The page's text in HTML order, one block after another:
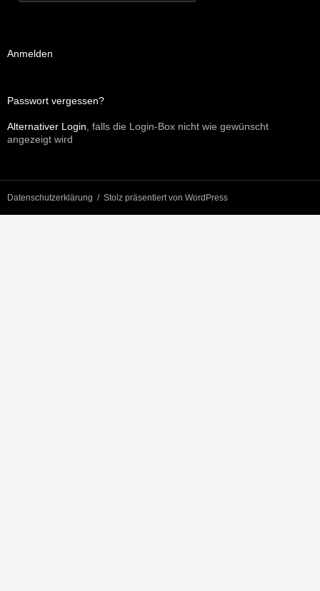
Anmelden
Passwort vergessen?
Alternativer Login , falls die Login-Box nicht wie gewünscht
angezeigt wird
Datenschutzerklärung Stolz präsentiert von WordPress